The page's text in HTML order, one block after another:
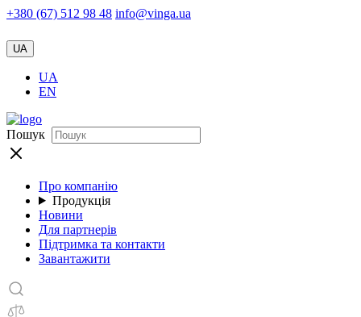
+380 (67) 512 98 48 info@vinga.ua
UA
UA
EN
Пошук
Про компанію
Продукція
Новини
Для партнерів
Підтримка та контакти
Завантажити